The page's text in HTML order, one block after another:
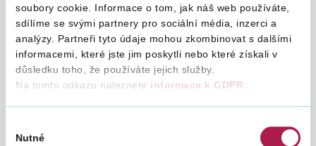
soubory cookie. Informace o tom, jak náš web používáte,
sdílíme se svými partnery pro sociální média, inzerci a
analýzy. Partneři tyto údaje mohou zkombinovat s dalšími
informacemi, které jste jim poskytli nebo které získali v
důsledku toho, že používáte jejich služby.
Na tomto odkazu naleznete informace k GDPR.
souhlasu
Nutné
to je výsledek další exekuční akce, provedené v tomto týdnu
zaměstnanci Finančního úřadu pro Zlínský kraj ve spolupráci
s Celním úřadem pro Zlínský kraj u daňového dlužníka.
V rámci této exekuční akce se podařilo zajistit zboží v
celkové odhadované hodnotě necelé dva miliony korun.
Pokud daňový dlužník svůj dluh neuhradí, budou zabavené